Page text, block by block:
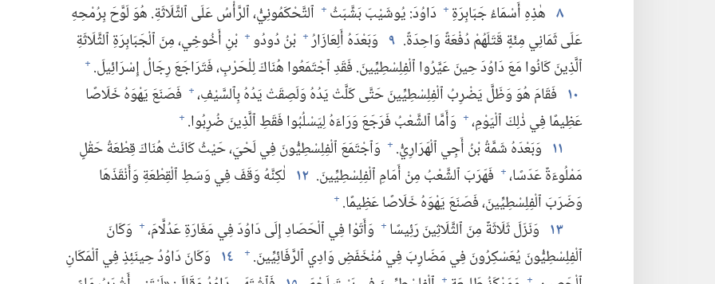
٨ هٰذِهِ أَسْمَاءُ جَبَابِرَةِ + دَاوُدَ:‏ يُوشَيْبَ بَشَّبَثُ + ٱلتَّحْكَمُونِيُّ،‏ ٱلرَّأْسُ عَلَى ٱلثَّلَاثَةِ.‏ هُوَ لَوَّحَ بِرُمْحِهِ
عَلَى ثَمَانِي مِئَةٍ قَتَلَهُمْ دُفْعَةً وَاحِدَةً.‏ ٩ وَبَعْدَهُ أَلِعَازَارُ+ بْنُ دُودُو+ بْنِ أَخُوخِي،‏ مِنَ ٱلْجَبَابِرَةِ ٱلثَّلَاثَةِ
ٱلَّذِينَ كَانُوا مَعَ دَاوُدَ حِينَ عَيَّرُوا ٱلْفِلِسْطِيِّينَ.‏ فَقَدِ ٱجْتَمَعُوا هُنَاكَ لِلْحَرْبِ،‏ فَتَرَاجَعَ رِجَالُ إِسْرَائِيلَ.‏ +
١٠ فَقَامَ هُوَ وَظَلَّ يَضْرِبُ ٱلْفِلِسْطِيِّينَ حَتَّى كَلَّتْ يَدُهُ وَلَصِقَتْ يَدُهُ بِٱلسَّيْفِ،‏+ فَصَنَعَ يَهْوَهُ خَلَاصًا
عَظِيمًا فِي ذٰلِكَ ٱلْيَوْمِ،‏+ وَأَمَّا ٱلشَّعْبُ فَرَجَعَ وَرَاءَهُ لِيَسْلُبُوا فَقَطِ ٱلَّذِينَ ضُرِبُوا.‏ +
١١ وَبَعْدَهُ شَمَّةُ بْنُ أَجِي ٱلْهَرَارِيُّ.‏ + وَٱجْتَمَعَ ٱلْفِلِسْطِيُّونَ فِي لَحْيَ،‏ حَيْثُ كَانَتْ هُنَاكَ قِطْعَةُ حَقْلٍ
مَمْلُوءَةٌ عَدَسًا،‏+ فَهَرَبَ ٱلشَّعْبُ مِنْ أَمَامِ ٱلْفِلِسْطِيِّينَ.‏ ١٢ لٰكِنَّهُ وَقَفَ فِي وَسَطِ ٱلْقِطْعَةِ وَأَنْقَذَهَا
وَضَرَبَ ٱلْفِلِسْطِيِّينَ،‏ فَصَنَعَ يَهْوَهُ خَلَاصًا عَظِيمًا.‏ +
١٣ وَنَزَلَ ثَلَاثَةٌ مِنَ ٱلثَّلَاثِينَ رَئِيسًا + وَأَتَوْا فِي ٱلْحَصَادِ إِلَى دَاوُدَ فِي مَغَارَةِ عَدُلَّامَ،‏+ وَكَانَ
ٱلْفِلِسْطِيُّونَ يُعَسْكِرُونَ فِي مَضَارِبَ فِي مُنْخَفَضِ وَادِي ٱلرَّفَائِيِّينَ.‏ + ١٤ وَكَانَ دَاوُدُ حِينَئِذٍ فِي ٱلْمَكَانِ
+
+